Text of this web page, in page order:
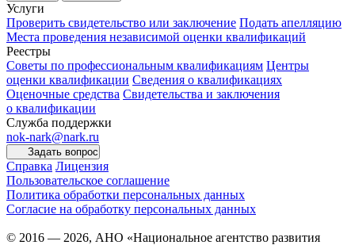
Услуги
Проверить свидетельство или заключение Подать апелляцию
Места проведения независимой оценки квалификаций
Реестры
Советы по профессиональным квалификациям Центры
оценки квалификации Сведения о квалификациях
Оценочные средства Свидетельства и заключения
о квалификации
Служба поддержки
nok-nark@nark.ru
Задать вопрос
Справка Лицензия
Пользовательское соглашение
Политика обработки персональных данных
Согласие на обработку персональных данных
© 2016 — 2026, АНО «Национальное агентство развития